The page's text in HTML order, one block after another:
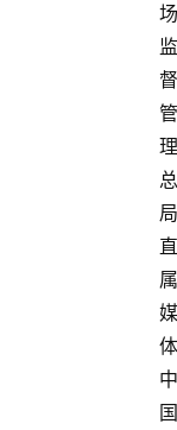
场
监
督
管
理
总
局
直
属
媒
体
中
国